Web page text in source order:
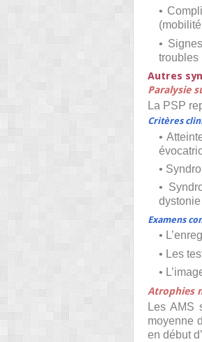
•
•
troubles
Autres
Paralysie
La PSP
Critères
•
•
•
Examens
•
• Les
•
Atrophies
Les AMS
moyenne
en début